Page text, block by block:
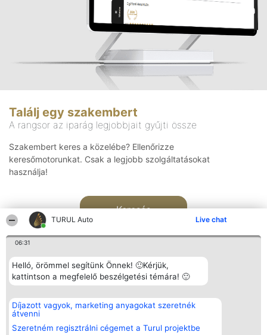
TURUL Auto Live chat
06:31
Helló, örömmel segítünk Önnek! 🙂Kérjük,
kattintson a megfelelő beszélgetési témára! 🙂
Díjazott vagyok, marketing anyagokat szeretnék
átvenni
Szeretném regisztrálni cégemet a Turul projektbe
Találj egy szakembert
A rangsor az iparág legjobbjait gyűjti össze
Szakembert keres a közelébe? Ellenőrizze
keresőmotorunkat. Csak a legjobb szolgáltatásokat
használja!
Keresés
Rangsorszervező
SC Beautiful Company S.R.L.
Bulevardul Aleea Timișul De
Sus Nr. 2, Bl. A30, Sc. A, Et.
4, Ap. 13
Népszavazás
Nyertesek
listája
Elérhetőség
Elérhetőség